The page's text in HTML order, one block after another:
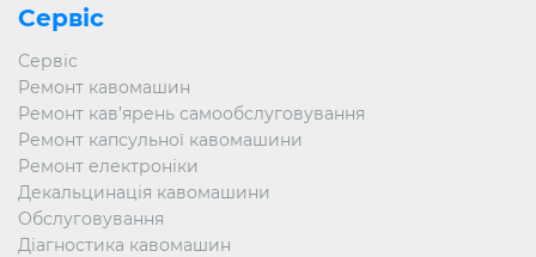
Сервіс
Сервіс
Ремонт кавомашин
Ремонт кав’ярень самообслуговування
Ремонт капсульної кавомашини
Ремонт електроніки
Декальцинація кавомашини
Обслуговування
Діагностика кавомашин